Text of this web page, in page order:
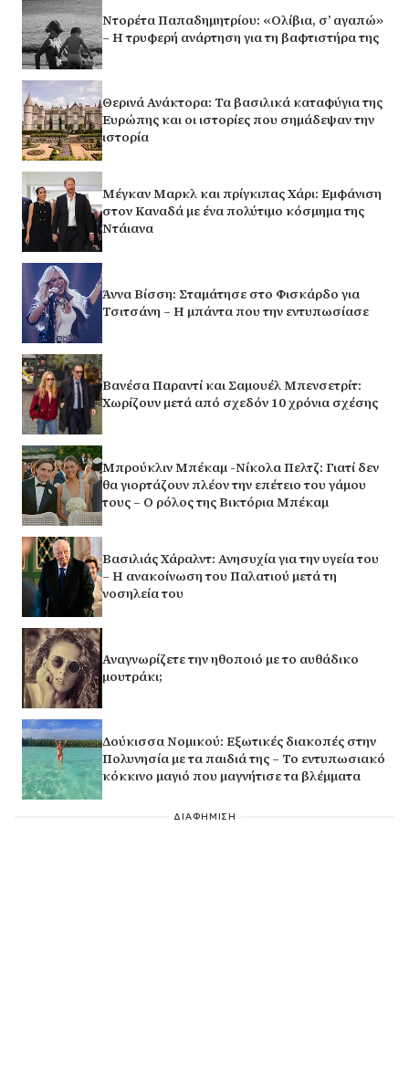
Ντορέτα Παπαδημητρίου: «Ολίβια, σ’ αγαπώ»
– Η τρυφερή ανάρτηση για τη βαφτιστήρα της
Θερινά Ανάκτορα: Τα βασιλικά καταφύγια της
Ευρώπης και οι ιστορίες που σημάδεψαν την
ιστορία
Μέγκαν Μαρκλ και πρίγκιπας Χάρι: Εμφάνιση
στον Καναδά με ένα πολύτιμο κόσμημα της
Ντάιανα
Άννα Βίσση: Σταμάτησε στο Φισκάρδο για
Τσιτσάνη – Η μπάντα που την εντυπωσίασε
Βανέσα Παραντί και Σαμουέλ Μπενσετρίτ:
Χωρίζουν μετά από σχεδόν 10 χρόνια σχέσης
Μπρούκλιν Μπέκαμ -Νίκολα Πελτζ: Γιατί δεν
θα γιορτάζουν πλέον την επέτειο του γάμου
τους – Ο ρόλος της Βικτόρια Μπέκαμ
Βασιλιάς Χάραλντ: Ανησυχία για την υγεία του
– Η ανακοίνωση του Παλατιού μετά τη
νοσηλεία του
Αναγνωρίζετε την ηθοποιό με το αυθάδικο
μουτράκι;
Δούκισσα Νομικού: Εξωτικές διακοπές στην
Πολυνησία με τα παιδιά της – Το εντυπωσιακό
κόκκινο μαγιό που μαγνήτισε τα βλέμματα
ΔΙΑΦΗΜΙΣΗ